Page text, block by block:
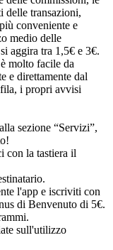
delle transazioni,
conveniente e
medio delle
aggira tra 1,5€ e 3€.
molto facile da
e direttamente dal
i propri avvisi
sezione “Servizi”,
con la tastiera il
l'app e iscriviti con
di Benvenuto di 5€.
sull'utilizzo